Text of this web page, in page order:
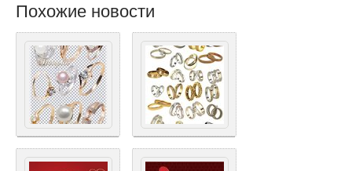
Похожие новости